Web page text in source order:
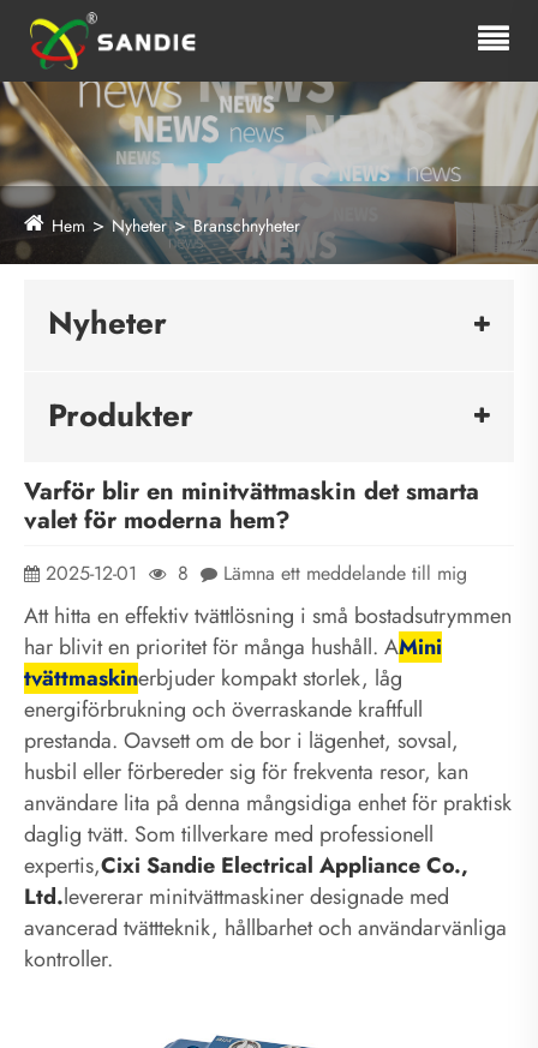
Hem Nyheter Branschnyheter
Nyheter
Produkter
Varför blir en minitvättmaskin det smarta
valet för moderna hem?
2025-12-01 8 Lämna ett meddelande till mig
Att hitta en effektiv tvättlösning i små bostadsutrymmen
har blivit en prioritet för många hushåll. AMini
tvättmaskinerbjuder kompakt storlek, låg
energiförbrukning och överraskande kraftfull
prestanda. Oavsett om de bor i lägenhet, sovsal,
husbil eller förbereder sig för frekventa resor, kan
användare lita på denna mångsidiga enhet för praktisk
daglig tvätt. Som tillverkare med professionell
expertis,Cixi Sandie Electrical Appliance Co.,
Ltd.levererar minitvättmaskiner designade med
avancerad tvättteknik, hållbarhet och användarvänliga
kontroller.